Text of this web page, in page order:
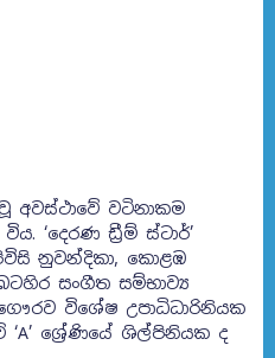
අවස්ථාවේ වටිනාකම
‘දෙරණ ඩ්‍රීම් ස්ටාර්’
නුවන්දිකා, කොළඹ
සංගීත සම්භාව්‍ය
විශේෂ උපාධිධාරිනියක
ශ්‍රේණියේ ශිල්පිනියක ද